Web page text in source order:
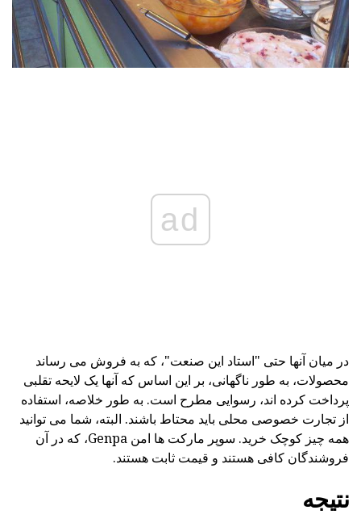
ad
در میان آنها حتی "استاد این صنعت"، که به فروش می رساند
محصولات، به طور ناگهانی، بر این اساس که آنها یک لایحه تقلبی
پرداخت کرده اند، رسوایی مطرح است. به طور خلاصه، استفاده
از تجارت خصوصی محلی باید محتاط باشند. البته، شما می توانید
همه چیز کوچک خرید. سوپر مارکت ها امن Genpa، که در آن
فروشندگان کافی هستند و قیمت ثابت هستند.
نتیجه